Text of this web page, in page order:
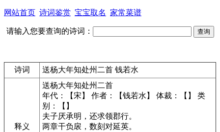
网站首页 诗词鉴赏 宝宝取名 家常菜谱
请输入您要查询的诗词：
诗词 送杨大年知处州二首 钱若水
释义
送杨大年知处州二首
年代：【宋】 作者：【钱若水】 体裁：【】 类
别：【】
夫子厌承明，还求领郡行。
两章干负扆，数刻对延英。